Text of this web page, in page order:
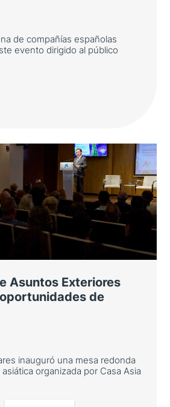
de compañías españolas
evento dirigido al público
en Tokio una nueva
Shoes &
de compañías españolas
evento dirigido al
del país asiático
Asuntos Exteriores
de
inauguró una mesa redonda
organizada por Casa Asia